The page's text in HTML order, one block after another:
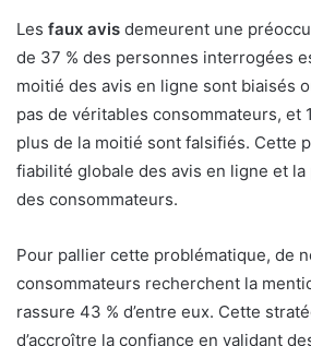
Les faux avis demeurent une
de 37 % des personnes interrogées
moitié des avis en ligne sont biaisés
pas de véritables consommateurs, et
plus de la moitié sont falsifiés. Cette
fiabilité globale des avis en ligne et
des consommateurs.
Pour pallier cette problématique, de
consommateurs recherchent la
rassure 43 % d’entre eux. Cette
d’accroître la confiance en validant